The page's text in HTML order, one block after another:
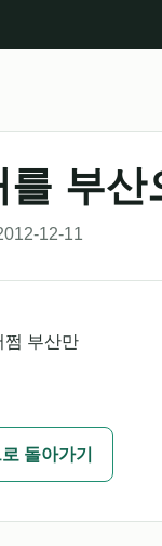
를 부산
12-11
쩜 부산만
돌아가기